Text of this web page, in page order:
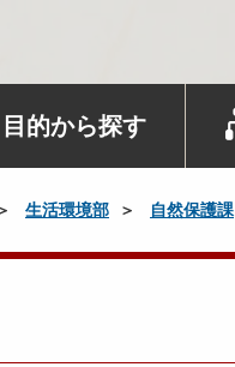
目的から探す
生活環境部 自然保護課